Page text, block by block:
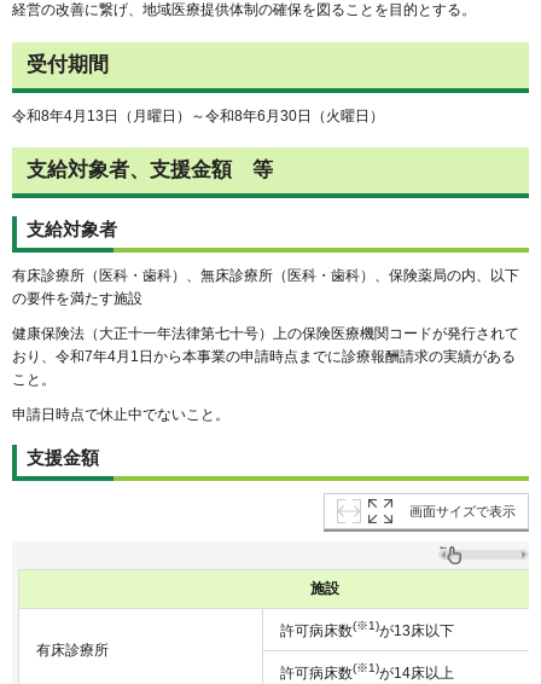
経営の改善に繋げ、地域医療提供体制の確保を図ることを目的とする。
受付期間
令和8年4月13日（月曜日）～令和8年6月30日（火曜日）
支給対象者、支援金額 等
支給対象者
有床診療所（医科・歯科）、無床診療所（医科・歯科）、保険薬局の内、以下
の要件を満たす施設
健康保険法（大正十一年法律第七十号）上の保険医療機関コードが発行されて
おり、令和7年4月1日から本事業の申請時点までに診療報酬請求の実績がある
こと。
申請日時点で休止中でないこと。
支援金額
画面サイズで表示
施設
有床診療所
許可病床数(※1)が13床以下
許可病床数(※1)が14床以上